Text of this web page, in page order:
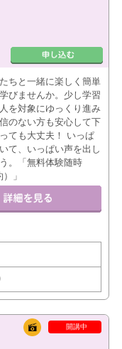
ちと一緒に楽しく簡単
びませんか。少し学習
を対象にゆっくり進み
のない方も安心して下
ても大丈夫！ いっぱ
て、いっぱい声を出し
。「無料体験随時
」
開講中